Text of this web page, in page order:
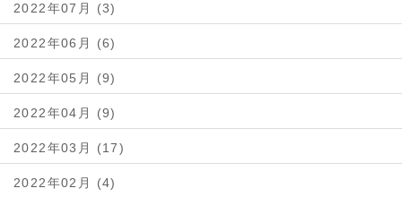
2022年07月 (3)
2022年06月 (6)
2022年05月 (9)
2022年04月 (9)
2022年03月 (17)
2022年02月 (4)